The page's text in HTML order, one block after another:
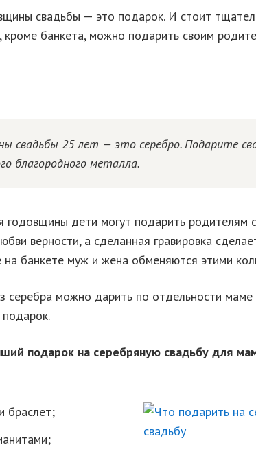
свадьбы — это подарок. И стоит
кроме банкета, можно подарить своим
свадьбы 25 лет — это серебро. Подарите
благородного металла.
годовщины дети могут подарить родителям
верности, а сделанная гравировка
на банкете муж и жена обменяются этими
серебра можно дарить по отдельности маме
подарок на серебряную свадьбу для
браслет;